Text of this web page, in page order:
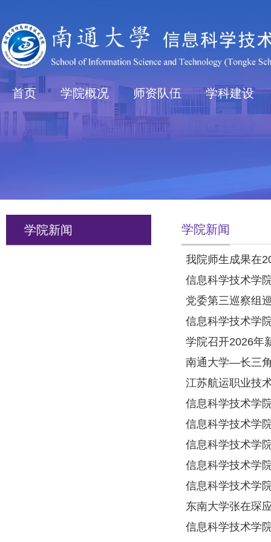
首页 学院概况 师资队伍 学科建设
学院新闻 学院新闻
我院师生成果在
信息科学技术学
党委第三巡察组
信息科学技术学
学院召开2026年
南通大学—长三
江苏航运职业技
信息科学技术学
信息科学技术学
信息科学技术学
信息科学技术学
信息科学技术学
东南大学张在琛
信息科学技术学